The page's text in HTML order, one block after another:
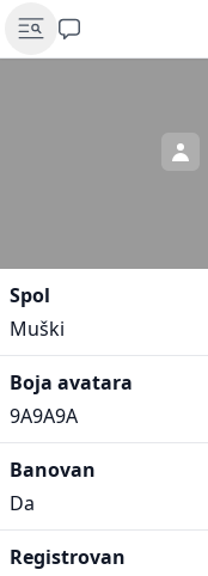
Spol
Muški
Boja avatara
9A9A9A
Banovan
Da
Registrovan